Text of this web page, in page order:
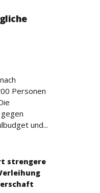
Personen
und...
strengere